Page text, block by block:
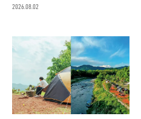
2026.08.02